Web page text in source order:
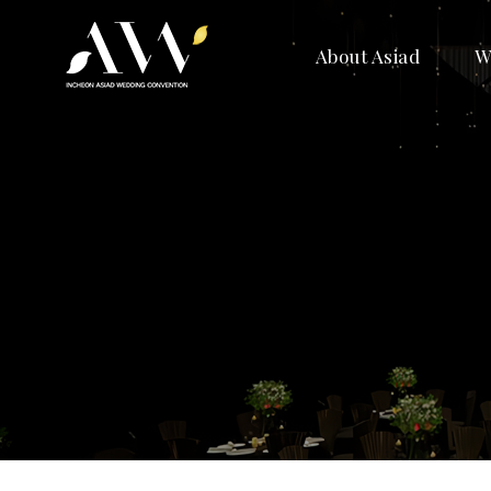
About Asiad